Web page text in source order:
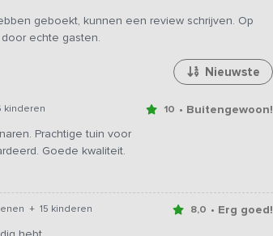
geboekt, kunnen een review schrijven. Op
echte gasten.
Nieuwste
kinderen 10 • Buitengewoon!
Prachtige tuin voor
Goede kwaliteit.
+ 15 kinderen 8,0 • Erg goed!